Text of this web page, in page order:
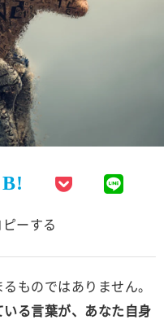
B!
ーする
ものではありません。
る言葉が、あなた自身